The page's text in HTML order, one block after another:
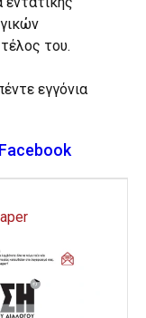
του.
εγγόνια
Facebook